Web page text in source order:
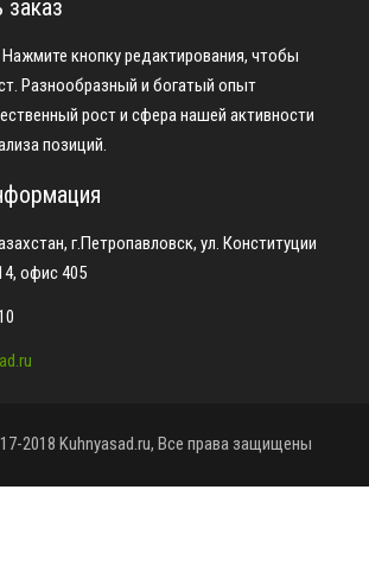
кнопку редактирования, чтобы
Разнообразный и богатый опыт
рост и сфера нашей активности
позиций.
г.Петропавловск, ул. Конституции
офис 405
2018 Kuhnyasad.ru, Все права защищены